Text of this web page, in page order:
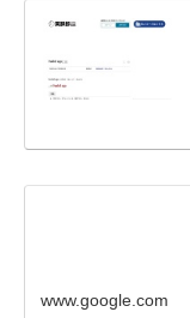
www.google.com